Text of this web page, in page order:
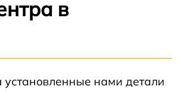
в
установленные нами детали